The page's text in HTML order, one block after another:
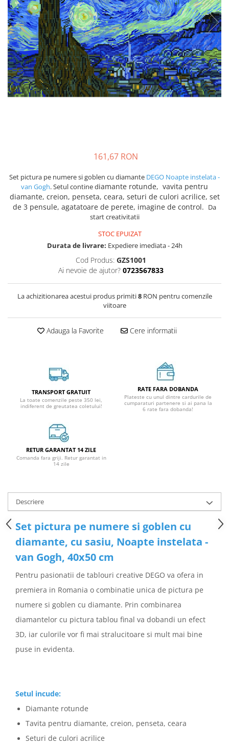
161,67 RON
Set pictura pe numere si goblen cu diamante DEGO Noapte instelata -
van Gogh. Setul contine diamante rotunde, vavita pentru
diamante, creion, penseta, ceara, s​​​​​​eturi de culori acrilice, set
de 3 pensule, agatatoare de perete, imagine de control. Da
start creativitatii
STOC EPUIZAT
Durata de livrare: Expediere imediata - 24h
Cod Produs: GZS1001
Ai nevoie de ajutor? 0723567833
La achizitionarea acestui produs primiti8RON pentru comenzile
viitoare
Adauga la Favorite Cere informatii
TRANSPORT GRATUIT
La toate comenzile peste 350 lei,
indiferent de greutatea coletului!
RATE FARA DOBANDA
Plateste cu unul dintre cardurile de
cumparaturi partenere si ai pana la
6 rate fara dobanda!
RETUR GARANTAT 14 ZILE
Comanda fara griji. Retur garantat in
14 zile
Descriere
Set pictura pe numere si goblen cu
diamante, cu sasiu, Noapte instelata -
van Gogh, 40x50 cm
Pentru pasionatii de tablouri creative DEGO va ofera in
premiera in Romania o combinatie unica de pictura pe
numere si goblen cu diamante. Prin combinarea
diamantelor cu pictura tablou final va dobandi un efect
3D, iar culorile vor fi mai stralucitoare si mult mai bine
puse in evidenta.
Setul incude:
Diamante rotunde
Tavita pentru diamante, creion, penseta, ceara
​​​​​​​Seturi de culori acrilice